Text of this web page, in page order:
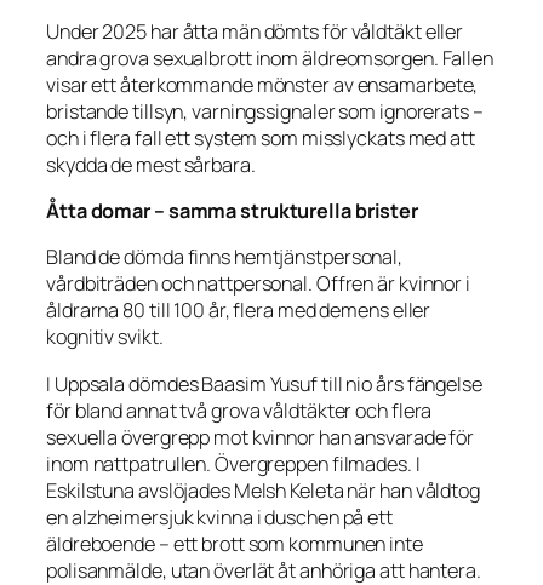
Under 2025 har åtta män dömts för våldtäkt eller
andra grova sexualbrott inom äldreomsorgen. Fallen
visar ett återkommande mönster av ensamarbete,
bristande tillsyn, varningssignaler som ignorerats –
och i flera fall ett system som misslyckats med att
skydda de mest sårbara.
Åtta domar – samma strukturella brister
Bland de dömda finns hemtjänstpersonal,
vårdbiträden och nattpersonal. Offren är kvinnor i
åldrarna 80 till 100 år, flera med demens eller
kognitiv svikt.
I Uppsala dömdes Baasim Yusuf till nio års fängelse
för bland annat två grova våldtäkter och flera
sexuella övergrepp mot kvinnor han ansvarade för
inom nattpatrullen. Övergreppen filmades. I
Eskilstuna avslöjades Melsh Keleta när han våldtog
en alzheimersjuk kvinna i duschen på ett
äldreboende – ett brott som kommunen inte
polisanmälde, utan överlät åt anhöriga att hantera.